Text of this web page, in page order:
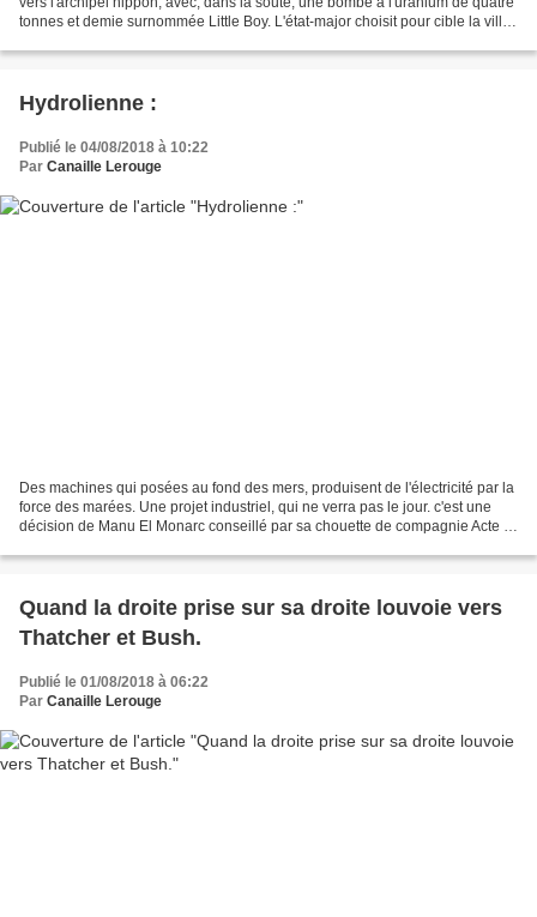
tonnes et demie surnommée Little Boy. L'état-major choisit pour cible la ville
Hydrolienne :
Publié le 04/08/2018 à 10:22
Par Canaille Lerouge
Des machines qui posées au fond des mers, produisent de l'électricité par la
force des marées. Une projet industriel, qui ne verra pas le jour. c'est une
décision de Manu El Monarc conseillé par sa chouette de compagnie Acte 1
Quand la droite prise sur sa droite louvoie vers
Thatcher et Bush.
Publié le 01/08/2018 à 06:22
Par Canaille Lerouge